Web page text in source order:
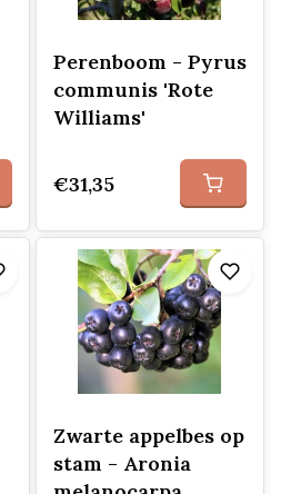
Perenboom - Pyrus
communis 'Rote
Williams'
€31,35
Zwarte appelbes op
stam - Aronia